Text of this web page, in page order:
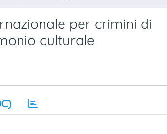
per crimini di
culturale